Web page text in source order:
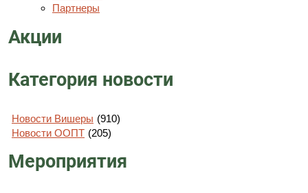
Партнеры
Акции
Категория новости
Новости Вишеры (910)
Новости ООПТ (205)
Мероприятия